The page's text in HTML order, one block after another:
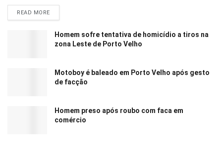
READ MORE
Homem sofre tentativa de homicídio a tiros na
zona Leste de Porto Velho
Motoboy é baleado em Porto Velho após gesto
de facção
Homem preso após roubo com faca em
comércio